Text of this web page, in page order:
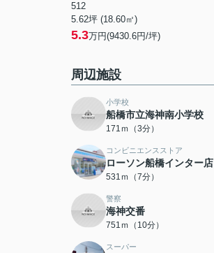
512
5.62坪 (18.60㎡)
5.3万円(9430.6円/坪)
周辺施設
小学校
船橋市立海神南小学校
171ｍ（3分）
コンビニエンスストア
ローソン船橋インター店
531ｍ（7分）
警察
海神交番
751ｍ（10分）
スーパー